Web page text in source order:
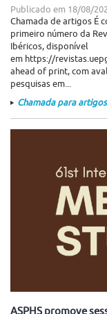
Publicado em 18/08/
Chamada de artigos É
primeiro número da
Ibéricos, disponível
em https://
ahead of print, com
pesquisas em...
Chamada para artigos
ASPHS promove